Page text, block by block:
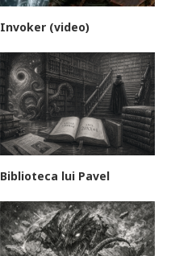
Invoker (video)
Biblioteca lui Pavel